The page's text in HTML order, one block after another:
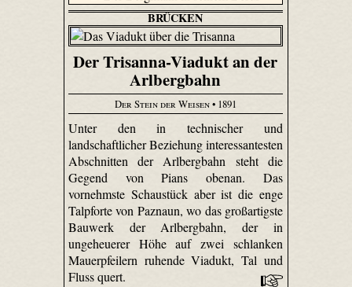
BRÜCKEN
Der Trisanna-Viadukt an der
Arlbergbahn
Der Stein der Weisen• 1891
Unter den in technischer und
landschaftlicher Beziehung interessantesten
Abschnitten der Arlbergbahn steht die
Gegend von Pians obenan. Das
vornehmste Schaustück aber ist die enge
Talpforte von Paznaun, wo das großartigste
Bauwerk der Arlbergbahn, der in
ungeheuerer Höhe auf zwei schlanken
Mauerpfeilern ruhende Viadukt, Tal und
Fluss quert.